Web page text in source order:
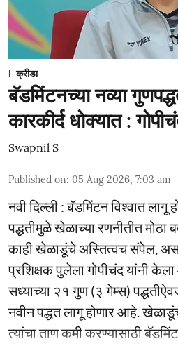
क्रीडा
बॅडमिंटनच्या नव्या
कारकीर्द धोक्यात :
Swapnil S
Published on: 05 Aug 2026, 7:03 am
नवी दिल्ली : बॅडमिंटन विश्वात लागू
पद्धतीमुळे खेळाच्या रणनीतीत
काही खेळाडूंचे अस्तित्वच संपेल, असा
प्रशिक्षक पुलेला गोपीचंद यांनी
सध्याच्या २१ गुण (३ गेम्स)
नवीन पद्धत लागू होणार आहे.
त्यांचा ताण कमी करण्यासाठी